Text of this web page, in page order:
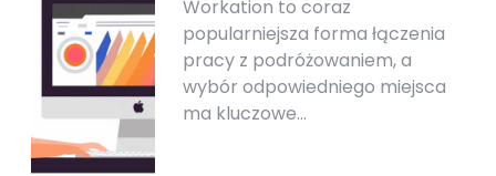
Workation to coraz
popularniejsza forma łączenia
pracy z podróżowaniem, a
wybór odpowiedniego miejsca
ma kluczowe…